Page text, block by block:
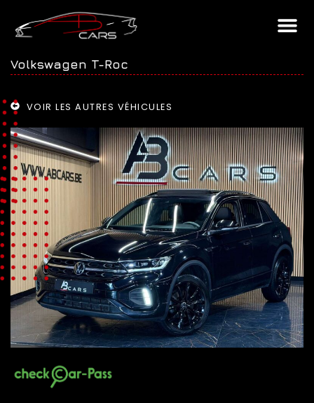
Volkswagen T-Roc
VOIR LES AUTRES VÉHICULES